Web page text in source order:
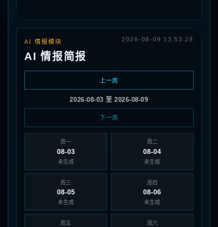
AI 情报模块
AI 情报简报
2026-08-09 13:53:28
上一周
2026-08-03 至 2026-08-09
下一周
周一
08-03
未生成
周二
08-04
未生成
周三
08-05
未生成
周四
08-06
未生成
周五 周六